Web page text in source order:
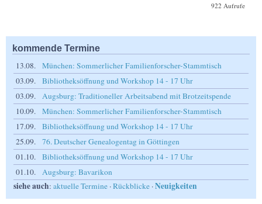
922 Aufrufe
kommende Termine
13.08.
München: Sommerlicher Familienforscher-Stammtisch
03.09.
Bibliotheksöffnung und Workshop 14 - 17 Uhr
03.09.
Augsburg: Traditioneller Arbeitsabend mit Brotzeitspende
10.09.
München: Sommerlicher Familienforscher-Stammtisch
17.09.
Bibliotheksöffnung und Workshop 14 - 17 Uhr
25.09.
76. Deutscher Genealogentag in Göttingen
01.10.
Bibliotheksöffnung und Workshop 14 - 17 Uhr
01.10.
Augsburg: Bavarikon
siehe auch: aktuelle Termine ·Rückblicke ·Neuigkeiten